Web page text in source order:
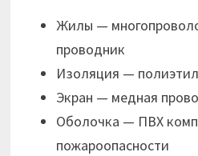
Жилы —
проводник
Изоляция —
Экран — медная
Оболочка — ПВХ
пожароопасности